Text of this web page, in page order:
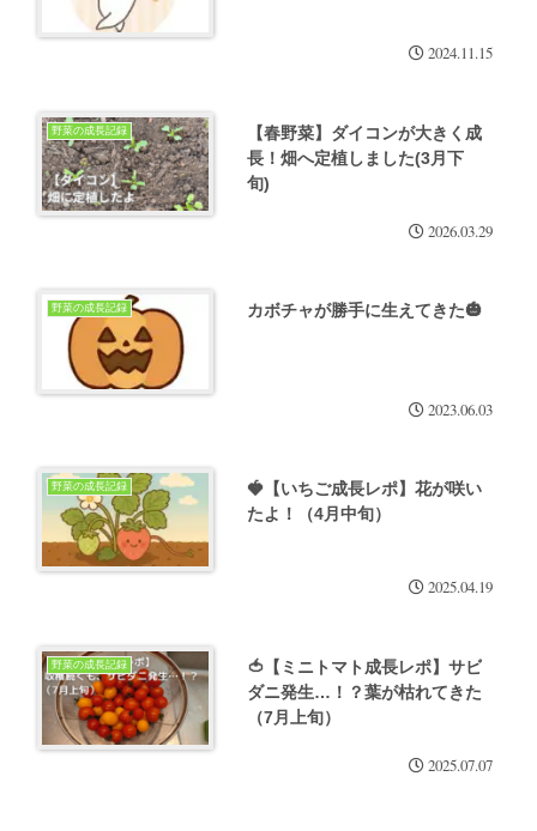
2024.11.15
野菜の成長記録
【春野菜】ダイコンが大きく成
長！畑へ定植しました(3月下
旬)
2026.03.29
野菜の成長記録 カボチャが勝手に生えてきた🎃
2023.06.03
野菜の成長記録
🍓【いちご成長レポ】花が咲い
たよ！（4月中旬）
2025.04.19
野菜の成長記録
🍅【ミニトマト成長レポ】サビ
ダニ発生…！？葉が枯れてきた
（7月上旬）
2025.07.07